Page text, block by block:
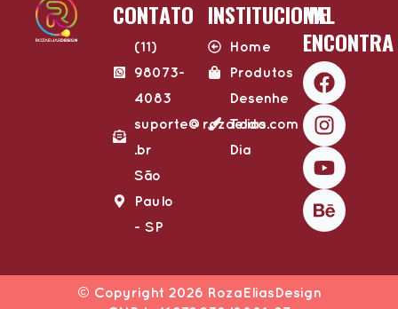
CONTATO
(11)
98073-
4083
suporte@rozaelias.com​
.br
São
Paulo
- SP​
INSTITUCIONAL
Home
Produtos
Desenhe
Todo
Dia
ME
ENCONTRA
F
a
c
e
b
o
o
k
I
n
s
t
a
g
r
a
Y
o
u
t
u
b
e
B
e
h
a
n
c
e
© Copyright 2026 RozaEliasDesign